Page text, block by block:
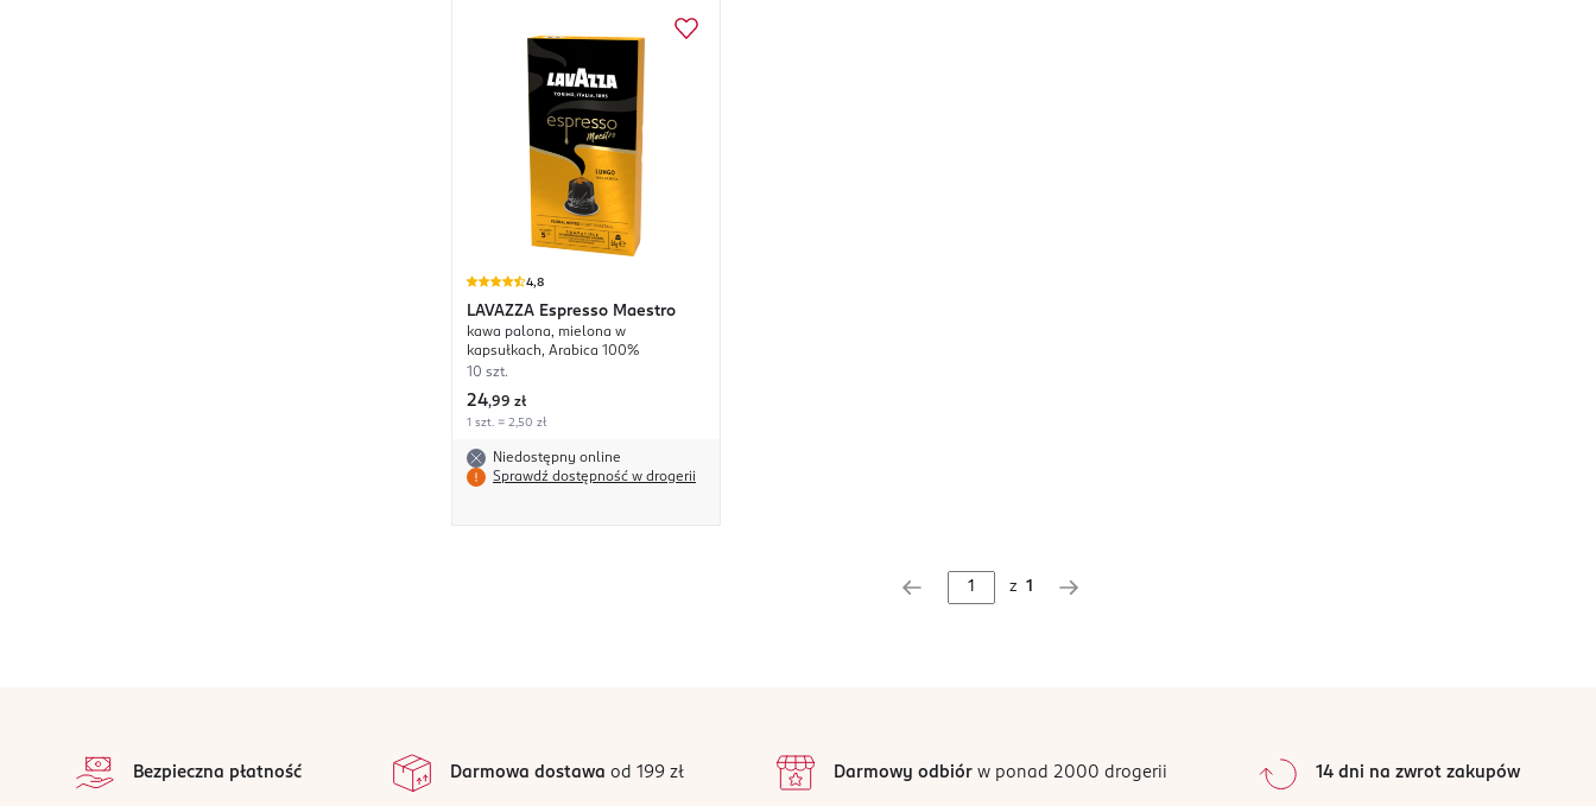
4,8
LAVAZZA Espresso Maestro
kawa palona, mielona w
kapsułkach, Arabica 100%
10 szt.
24,99 zł
1 szt. = 2,50 zł
Niedostępny online
Sprawdź dostępność w drogerii
z 1
Bezpieczna płatność Darmowa dostawa od 199 zł Darmowy odbiórw ponad 2000 drogerii 14 dni na zwrot zakupów